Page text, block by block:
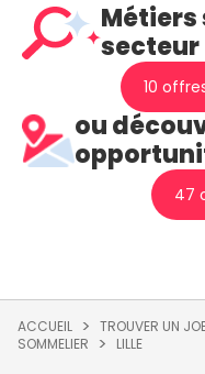
secteur
10
ou
47
ACCUEIL TROUVER UN
SOMMELIER
LILLE